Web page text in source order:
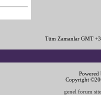
Tüm Zamanlar GMT
Copyright
genel forum